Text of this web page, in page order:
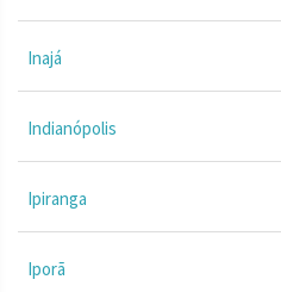
Inajá
Indianópolis
Ipiranga
Iporã